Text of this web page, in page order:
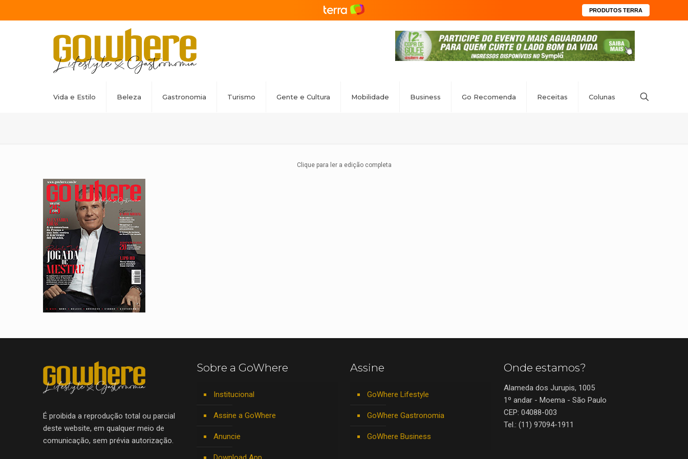
PRODUTOS TERRA
Vida e Estilo Beleza Gastronomia Turismo Gente e Cultura Mobilidade Business Go Recomenda Receitas Colunas
Clique para ler a edição completa
É proibida a reprodução total ou parcial
deste website, em qualquer meio de
comunicação, sem prévia autorização.
Sobre a GoWhere
Institucional
Assine a GoWhere
Anuncie
Assine
GoWhere Lifestyle
GoWhere Gastronomia
GoWhere Business
Onde estamos?
Alameda dos Jurupis, 1005
1º andar - Moema - São Paulo
CEP: 04088-003
Tel.: (11) 97094-1911